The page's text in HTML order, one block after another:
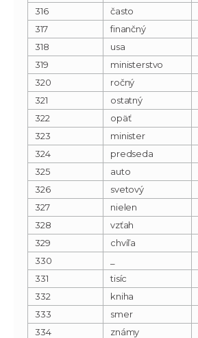
316
často
317
finančný
318
usa
319
ministerstvo
320
ročný
321
ostatný
322
opäť
323
minister
324
predseda
325
auto
326
svetový
327
nielen
328
vzťah
329
chvíľa
330
331
tisíc
332
kniha
333
smer
334
známy